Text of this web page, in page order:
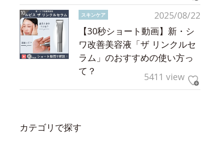
2025/08/22
スキンケア
【30秒ショート動画】新・シ
ワ改善美容液「ザ リンクルセ
ラム」のおすすめの使い方っ
て？
5411 view
カテゴリで探す